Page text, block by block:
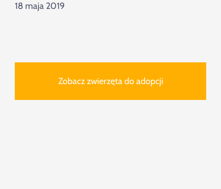
18 maja 2019
Zobacz zwierzęta do adopcji